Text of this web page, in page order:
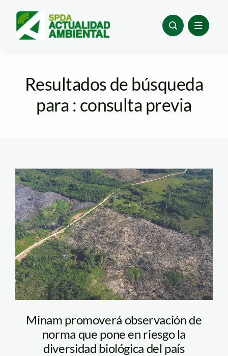
content
Resultados de búsqueda
para : consulta previa
Minam promoverá observación de
norma que pone en riesgo la
diversidad biológica del país